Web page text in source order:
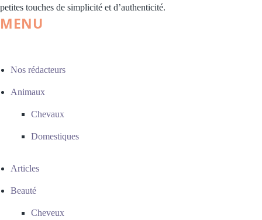
petites touches de simplicité et d’authenticité.
MENU
Nos rédacteurs
Animaux
Chevaux
Domestiques
Articles
Beauté
Cheveux